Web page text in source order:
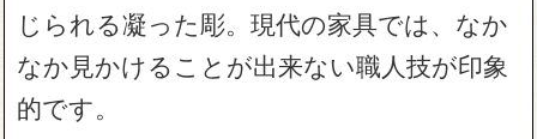
じられる凝った彫。現代の家具では、なか
なか見かけることが出来ない職人技が印象
的です。